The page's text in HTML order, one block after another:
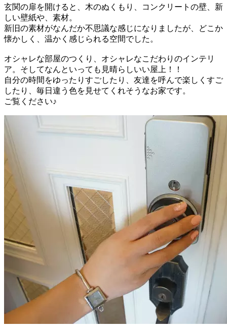
玄関の扉を開けると、木のぬくもり、コンクリートの壁、新
しい壁紙や、素材。
新旧の素材がなんだか不思議な感じになりましたが、どこか
懐かしく、温かく感じられる空間でした。
オシャレな部屋のつくり、オシャレなこだわりのインテリ
ア。そしてなんといっても見晴らしいい屋上！！
自分の時間をゆったりすごしたり、友達を呼んで楽しくすご
したり、毎日違う色を見せてくれそうなお家です。
ご覧ください♪